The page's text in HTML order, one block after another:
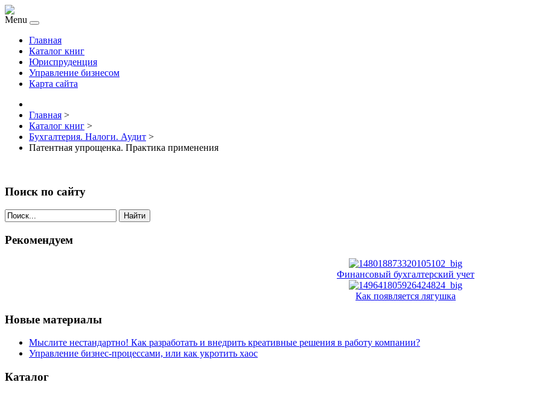
Menu
Главная
Каталог книг
Юриспруденция
Управление бизнесом
Карта сайта
Главная >
Каталог книг >
Бухгалтерия. Налоги. Аудит >
Патентная упрощенка. Практика применения
Поиск по сайту
Найти
Рекомендуем
Финансовый бухгалтерский учет
Как появляется лягушка
Новые материалы
Мыслите нестандартно! Как разработать и внедрить креативные решения в работу компании?
Управление бизнес-процессами, или как укротить хаос
Каталог